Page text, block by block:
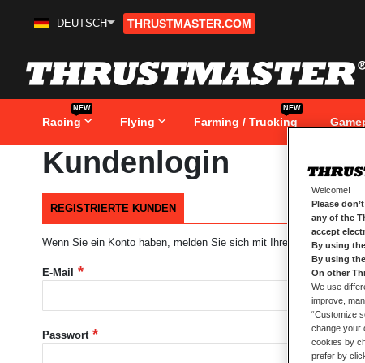
Zum
DEUTSCH THRUSTMASTER.COM
Racing
NEW
Flying Farming / Trucking
NEW
Kundenlogin
REGISTRIERTE KUNDEN
Wenn Sie ein Konto haben, melden Sie sich mit Ihrer e-Mail-Adresse.
E-Mail
Passwort
Welcome!
Please
any of the
accept
By using
By using
On other
We use
improve,
“Customize
change your
cookies by
prefer by